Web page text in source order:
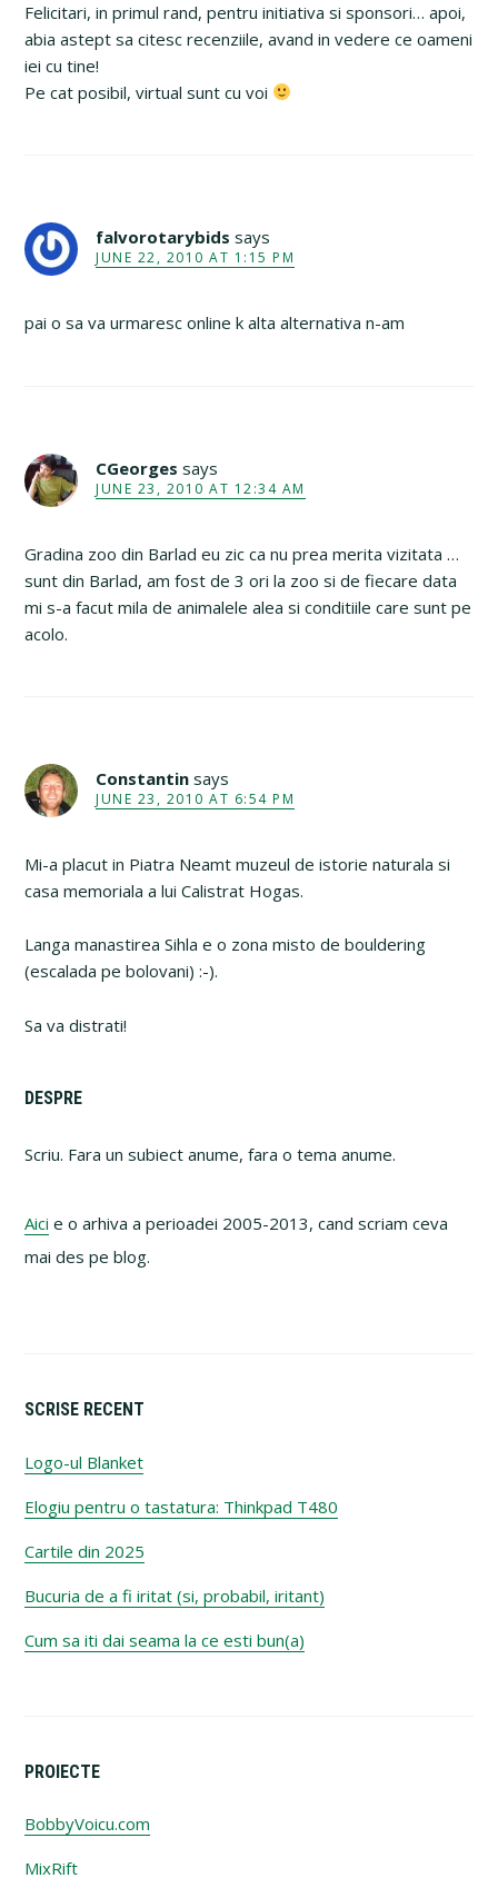
Felicitari, in primul rand, pentru initiativa si sponsori… apoi,
abia astept sa citesc recenziile, avand in vedere ce oameni
iei cu tine!
Pe cat posibil, virtual sunt cu voi
falvorotarybids says
JUNE 22, 2010 AT 1:15 PM
pai o sa va urmaresc online k alta alternativa n-am
CGeorges says
JUNE 23, 2010 AT 12:34 AM
Gradina zoo din Barlad eu zic ca nu prea merita vizitata …
sunt din Barlad, am fost de 3 ori la zoo si de fiecare data
mi s-a facut mila de animalele alea si conditiile care sunt pe
acolo.
Constantin says
JUNE 23, 2010 AT 6:54 PM
Mi-a placut in Piatra Neamt muzeul de istorie naturala si
casa memoriala a lui Calistrat Hogas.
Langa manastirea Sihla e o zona misto de bouldering
(escalada pe bolovani) :-).
Sa va distrati!
Primary
Sidebar
DESPRE
Scriu. Fara un subiect anume, fara o tema anume.
Aici e o arhiva a perioadei 2005-2013, cand scriam ceva
mai des pe blog.
SCRISE RECENT
Logo-ul Blanket
Elogiu pentru o tastatura: Thinkpad T480
Cartile din 2025
Bucuria de a fi iritat (si, probabil, iritant)
Cum sa iti dai seama la ce esti bun(a)
PROIECTE
BobbyVoicu.com
MixRift